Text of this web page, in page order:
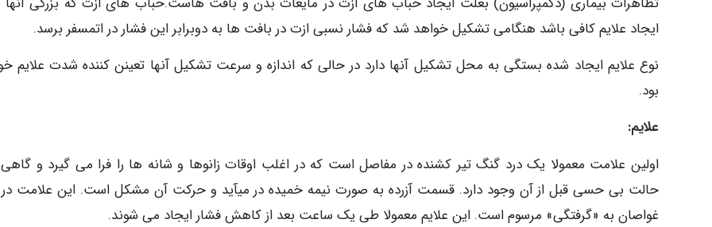
ایجاد علایم کافی باشد هنگامی تشکیل خواهد شد که فشار نسبی ازت در بافت ها به دوبرابر این فشار در اتمسفر برسد.
نوع علایم ایجاد شده بستگی به محل تشکیل آنها دارد در حالی که اندازه و سرعت تشکیل آنها تعینن کننده شدت علایم
بود.
علایم:
اولین علامت معمولا یک درد گنگ تیر کشنده در مفاصل است که در اغلب اوقات زانوها و شانه ها را فرا می گیرد و
حالت بی حسی قبل از آن وجود دارد. قسمت آزرده به صورت نیمه خمیده در میآید و حرکت آن مشکل است. این علامت
غواصان به «گرفتگی» مرسوم است. این علایم معمولا طی یک ساعت بعد از کاهش فشار ایجاد می شوند.